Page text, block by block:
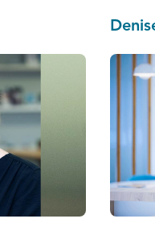
UMC samen
blaas- of